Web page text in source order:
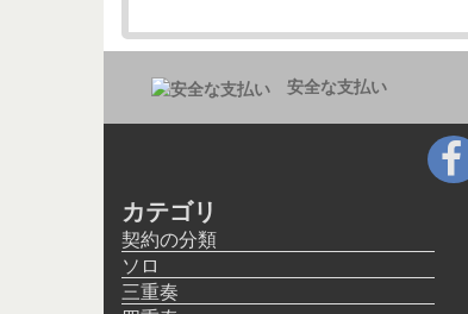
安全な支払い
カテゴリ
契約の分類
ソロ
三重奏